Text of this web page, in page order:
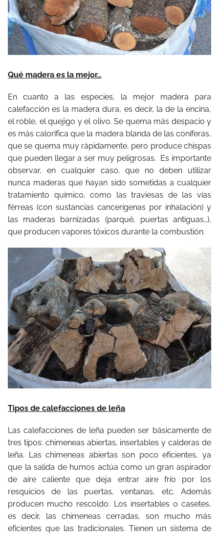
Qué madera es la mejor…
En cuanto a las especies, la mejor madera para
calefacción es la madera dura, es decir, la de la encina,
el roble, el quejigo y el olivo. Se quema más despacio y
es más calorífica que la madera blanda de las coníferas,
que se quema muy rápidamente, pero produce chispas
que pueden llegar a ser muy peligrosas. Es importante
observar, en cualquier caso, que no deben utilizar
nunca maderas que hayan sido sometidas a cualquier
tratamiento químico, como las traviesas de las vías
férreas (con sustancias cancerígenas por inhalación) y
las maderas barnizadas (parqué, puertas antiguas…),
que producen vapores tóxicos durante la combustión.
Tipos de calefacciones de leña
Las calefacciones de leña pueden ser básicamente de
tres tipos: chimeneas abiertas, insertables y calderas de
leña. Las chimeneas abiertas son poco eficientes, ya
que la salida de humos actúa como un gran aspirador
de aire caliente que deja entrar aire frío por los
resquicios de las puertas, ventanas, etc. Además
producen mucho rescoldo. Los insertables o casetes,
es decir, las chimeneas cerradas, son mucho más
eficientes que las tradicionales. Tienen un sistema de